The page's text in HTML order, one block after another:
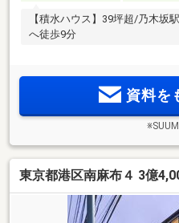
【積水ハウス】39坪超/乃木坂
へ徒歩9分
資料を
東京都港区南麻布４ 3億